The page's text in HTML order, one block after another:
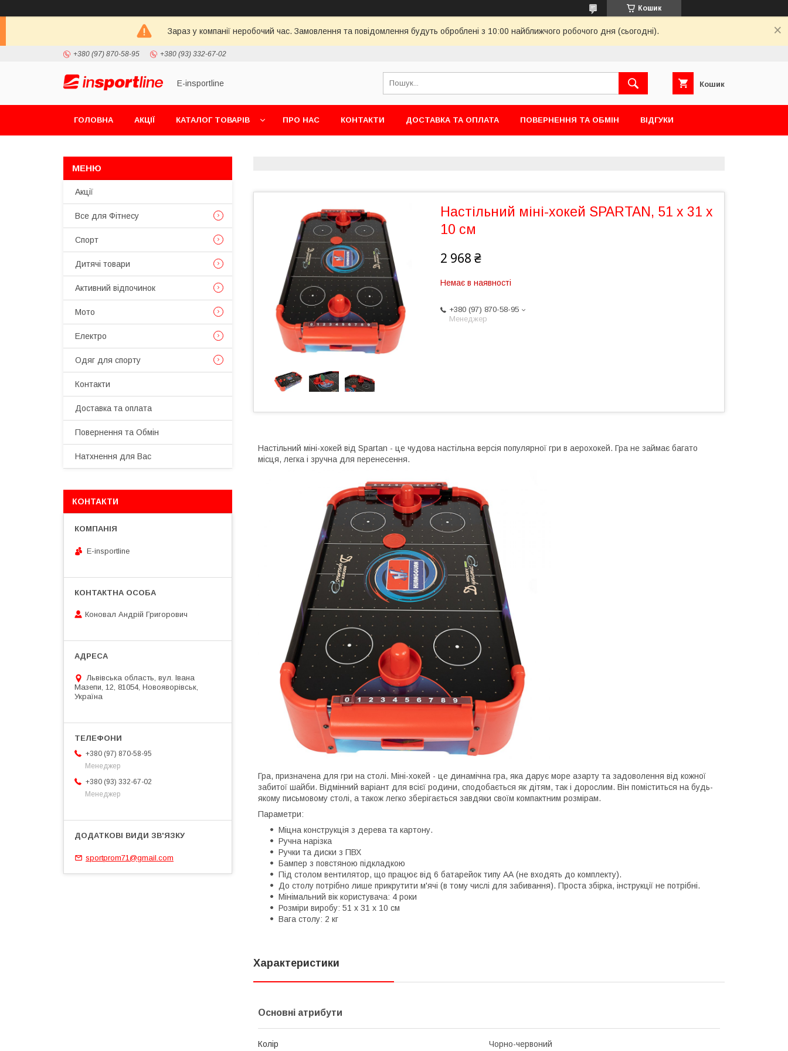
Кошик
Зараз у компанії неробочий час. Замовлення та повідомлення будуть оброблені з 10:00 найближчого робочого дня (сьогодні).
+380 (97) 870-58-95 +380 (93) 332-67-02
E-insportline Кошик
ГОЛОВНА АКЦІЇ КАТАЛОГ ТОВАРІВ ПРО НАС КОНТАКТИ ДОСТАВКА ТА ОПЛАТА ПОВЕРНЕННЯ ТА ОБМІН ВІДГУКИ
Настільний міні-хокей SPARTAN, 51 x 31 x
10 см
2 968 ₴
Немає в наявності
+380 (97) 870-58-95
Менеджер
Настільний міні-хокей від Spartan - це чудова настільна версія популярної гри в аерохокей. Гра не займає багато
місця, легка і зручна для перенесення.
Гра, призначена для гри на столі. Міні-хокей - це динамічна гра, яка дарує море азарту та задоволення від кожної
забитої шайби. Відмінний варіант для всієї родини, сподобається як дітям, так і дорослим. Він поміститься на будь-
якому письмовому столі, а також легко зберігається завдяки своїм компактним розмірам.
Параметри:
Міцна конструкція з дерева та картону.
Ручна нарізка
Ручки та диски з ПВХ
Бампер з повстяною підкладкою
Під столом вентилятор, що працює від 6 батарейок типу АА (не входять до комплекту).
До столу потрібно лише прикрутити м'ячі (в тому числі для забивання). Проста збірка, інструкції не потрібні.
Мінімальний вік користувача: 4 роки
Розміри виробу: 51 x 31 x 10 см
Вага столу: 2 кг
Характеристики
Основні атрибути
Колір Чорно-червоний
Акції
Все для Фітнесу
Спорт
Дитячі товари
Активний відпочинок
Мото
Електро
Одяг для спорту
Контакти
Доставка та оплата
Повернення та Обмін
Натхнення для Вас
КОНТАКТИ
E-insportline
Коновал Андрій Григорович
Львівська область, вул. Івана
Мазепи, 12, 81054, Новояворівськ,
Україна
+380 (97) 870-58-95
Менеджер
+380 (93) 332-67-02
Менеджер
sportprom71@gmail.com